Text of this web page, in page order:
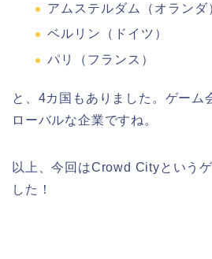
アムステルダム（オランダ
ベルリン（ドイツ）
パリ（フランス）
と、4カ国もありました。ゲーム
ローバルな企業ですね。
以上、今回はCrowd Cityという
した！